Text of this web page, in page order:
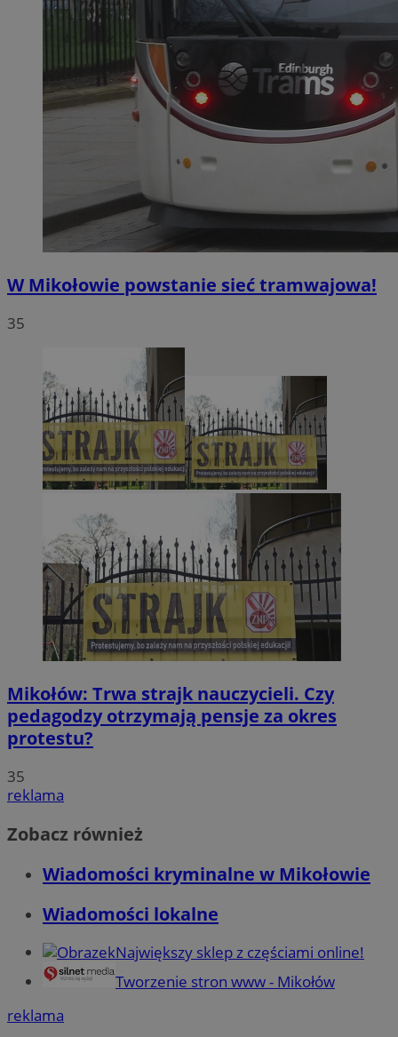
W Mikołowie powstanie sieć tramwajowa!
35
Mikołów: Trwa strajk nauczycieli. Czy
pedagodzy otrzymają pensje za okres
protestu?
35
reklama
Zobacz również
Wiadomości kryminalne w Mikołowie
Wiadomości lokalne
Największy sklep z częściami online!
Tworzenie stron www - Mikołów
reklama